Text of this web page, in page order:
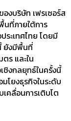
งบริษัท เฟรเซอร์ส
นที่ภายใต้การ
ระเทศไทย โดยมี
ยังมีพื้นที่
ร และใน
ชิงกลยุทธ์ในครั้งนี้
โยงธุรกิจในระดับ
คลื่อนการเติบโต